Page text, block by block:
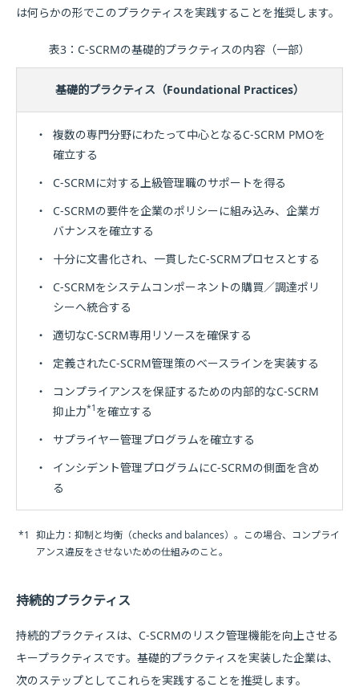
は何らかの形でこのプラクティスを実践することを推奨します。
表3：C-SCRMの基礎的プラクティスの内容（一部）
基礎的プラクティス（Foundational Practices）
・
複数の専門分野にわたって中心となるC-SCRM PMOを
確立する
・
C-SCRMに対する上級管理職のサポートを得る
・
C-SCRMの要件を企業のポリシーに組み込み、企業ガ
バナンスを確立する
・
十分に文書化され、一貫したC-SCRMプロセスとする
・
C-SCRMをシステムコンポーネントの購買／調達ポリ
シーへ統合する
・
適切なC-SCRM専用リソースを確保する
・
定義されたC-SCRM管理策のベースラインを実装する
・
コンプライアンスを保証するための内部的なC-SCRM
抑止力*1 を確立する
・
サプライヤー管理プログラムを確立する
・
インシデント管理プログラムにC-SCRMの側面を含め
る
*1 抑止力：抑制と均衡（checks and balances）。この場合、コンプライ
アンス違反をさせないための仕組みのこと。
持続的プラクティス
持続的プラクティスは、C-SCRMのリスク管理機能を向上させる
キープラクティスです。基礎的プラクティスを実装した企業は、
次のステップとしてこれらを実践することを推奨します。